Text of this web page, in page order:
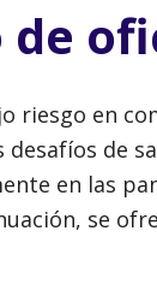
de
en
de
en las
se